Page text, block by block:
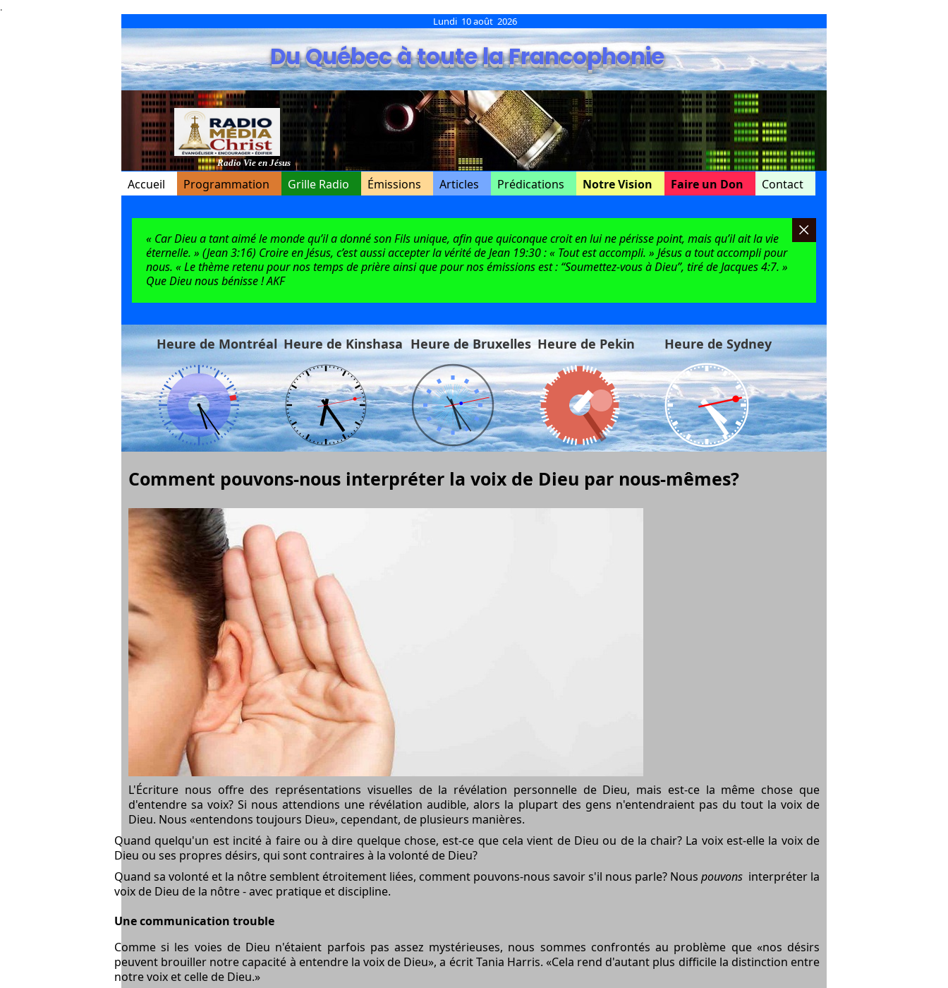
.
Lundi 10 août 2026
Du Québec à toute la Francophonie
Radio Vie en Jésus
Accueil Programmation Grille Radio Émissions Articles Prédications Notre Vision Faire un Don Contact
« Car Dieu a tant aimé le monde qu’il a donné son Fils unique, afin que quiconque croit en lui ne périsse point, mais qu’il ait la vie
éternelle. » (Jean 3:16) Croire en Jésus, c’est aussi accepter la vérité de Jean 19:30 : « Tout est accompli. » Jésus a tout accompli pour
nous. « Le thème retenu pour nos temps de prière ainsi que pour nos émissions est : “Soumettez-vous à Dieu”, tiré de Jacques 4:7. »
Que Dieu nous bénisse ! AKF
Heure de Montréal Heure de Kinshasa Heure de Bruxelles Heure de Pekin Heure de Sydney
Comment pouvons-nous interpréter la voix de Dieu par nous-mêmes?
L'Écriture nous offre des représentations visuelles de la révélation personnelle de Dieu, mais est-ce la même chose que
d'entendre sa voix? Si nous attendions une révélation audible, alors la plupart des gens n'entendraient pas du tout la voix de
Dieu. Nous «entendons toujours Dieu», cependant, de plusieurs manières.
Quand quelqu'un est incité à faire ou à dire quelque chose, est-ce que cela vient de Dieu ou de la chair? La voix est-elle la voix de
Dieu ou ses propres désirs, qui sont contraires à la volonté de Dieu?
Quand sa volonté et la nôtre semblent étroitement liées, comment pouvons-nous savoir s'il nous parle? Nous pouvons interpréter la
voix de Dieu de la nôtre - avec pratique et discipline.
Une communication trouble
Comme si les voies de Dieu n'étaient parfois pas assez mystérieuses, nous sommes confrontés au problème que «nos désirs
peuvent brouiller notre capacité à entendre la voix de Dieu», a écrit Tania Harris. «Cela rend d'autant plus difficile la distinction entre
notre voix et celle de Dieu.»